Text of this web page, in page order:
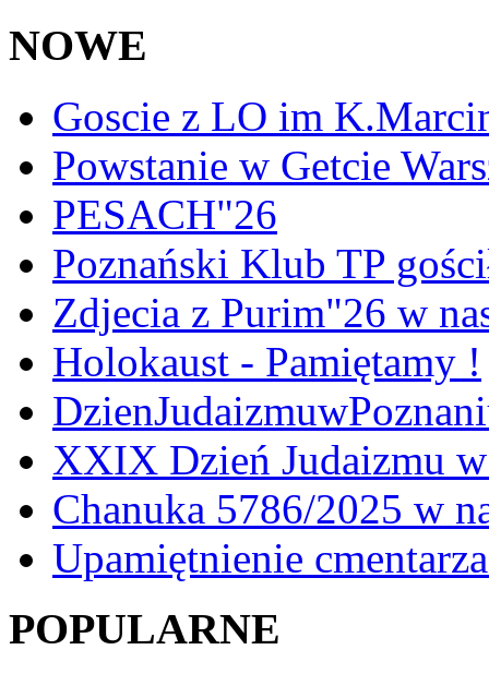
NOWE
Goscie z LO im
Powstanie w Getcie
PESACH"26
Poznański Klub TP
Zdjecia z Purim"26 w
Holokaust - Pamiętamy !
XXIX Dzień Judaizmu
Chanuka 5786/2025 w
Upamiętnienie
POPULARNE